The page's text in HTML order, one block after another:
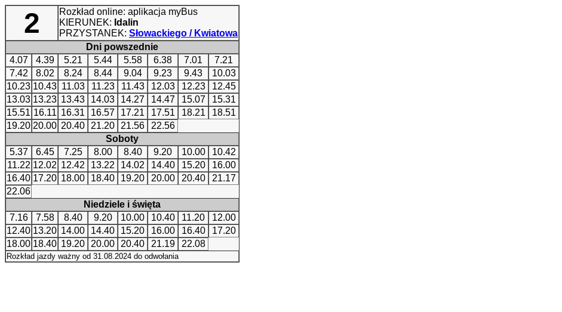
2
Rozkład online: aplikacja myBus
KIERUNEK: Idalin
PRZYSTANEK: Słowackiego / Kwiatowa
Dni powszednie
4.07
4.39 5.21 5.44 5.58 6.38 7.01
7.21
7.42
8.02 8.24 8.44 9.04 9.23 9.43
10.03
10.23 10.43 11.03 11.23 11.43 12.03 12.23
12.45
13.03 13.23 13.43 14.03 14.27 14.47 15.07
15.31
15.51 16.11 16.31 16.57 17.21 17.51 18.21
18.51
19.20 20.00 20.40 21.20 21.56
22.56
Soboty
5.37
6.45 7.25 8.00 8.40 9.20 10.00
10.42
11.22 12.02 12.42 13.22 14.02 14.40 15.20
16.00
16.40 17.20 18.00 18.40 19.20 20.00 20.40
21.17
22.06
Niedziele i święta
7.16
7.58 8.40 9.20 10.00 10.40 11.20
12.00
12.40 13.20 14.00 14.40 15.20 16.00 16.40
17.20
18.00 18.40 19.20 20.00 20.40 21.19 22.08
Rozkład jazdy ważny od 31.08.2024 do odwołania